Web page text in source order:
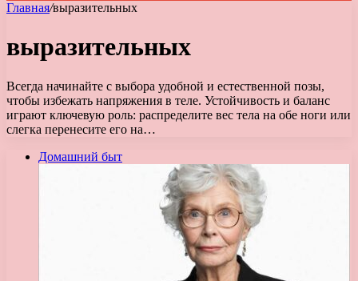
Главная/выразительных
выразительных
Всегда начинайте с выбора удобной и естественной позы,
чтобы избежать напряжения в теле. Устойчивость и баланс
играют ключевую роль: распределите вес тела на обе ноги или
слегка перенесите его на…
Домашний быт